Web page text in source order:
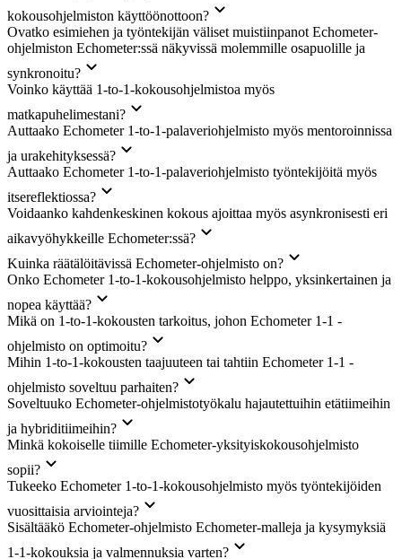
kokousohjelmiston käyttöönottoon?
Ovatko esimiehen ja työntekijän väliset muistiinpanot Echometer-
ohjelmiston Echometer:ssä näkyvissä molemmille osapuolille ja
synkronoitu?
Voinko käyttää 1-to-1-kokousohjelmistoa myös
matkapuhelimestani?
Auttaako Echometer 1-to-1-palaveriohjelmisto myös mentoroinnissa
ja urakehityksessä?
Auttaako Echometer 1-to-1-palaveriohjelmisto työntekijöitä myös
itsereflektiossa?
Voidaanko kahdenkeskinen kokous ajoittaa myös asynkronisesti eri
aikavyöhykkeille Echometer:ssä?
Kuinka räätälöitävissä Echometer-ohjelmisto on?
Onko Echometer 1-to-1-kokousohjelmisto helppo, yksinkertainen ja
nopea käyttää?
Mikä on 1-to-1-kokousten tarkoitus, johon Echometer 1-1 -
ohjelmisto on optimoitu?
Mihin 1-to-1-kokousten taajuuteen tai tahtiin Echometer 1-1 -
ohjelmisto soveltuu parhaiten?
Soveltuuko Echometer-ohjelmistotyökalu hajautettuihin etätiimeihin
ja hybriditiimeihin?
Minkä kokoiselle tiimille Echometer-yksityiskokousohjelmisto
sopii?
Tukeeko Echometer 1-to-1-kokousohjelmisto myös työntekijöiden
vuosittaisia arviointeja?
Sisältääkö Echometer-ohjelmisto Echometer-malleja ja kysymyksiä
1-1-kokouksia ja valmennuksia varten?